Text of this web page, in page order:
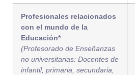
Profesionales relacionados
con el mundo de la
Educación*
(Profesorado de Enseñanzas
no universitarias: Docentes de
infantil, primaria, secundaria,